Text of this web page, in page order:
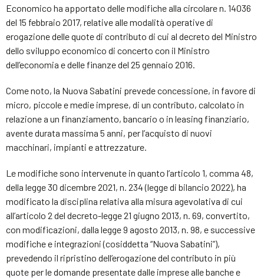
Economico ha apportato delle modifiche alla circolare n. 14036
del 15 febbraio 2017, relative alle modalità operative di
erogazione delle quote di contributo di cui al decreto del Ministro
dello sviluppo economico di concerto con il Ministro
dell’economia e delle finanze del 25 gennaio 2016.
Come noto, la Nuova Sabatini prevede concessione, in favore di
micro, piccole e medie imprese, di un contributo, calcolato in
relazione a un finanziamento, bancario o in leasing finanziario,
avente durata massima 5 anni, per l’acquisto di nuovi
macchinari, impianti e attrezzature.
Le modifiche sono intervenute in quanto l’articolo 1, comma 48,
della legge 30 dicembre 2021, n. 234 (legge di bilancio 2022), ha
modificato la disciplina relativa alla misura agevolativa di cui
all’articolo 2 del decreto-legge 21 giugno 2013, n. 69, convertito,
con modificazioni, dalla legge 9 agosto 2013, n. 98, e successive
modifiche e integrazioni (cosiddetta “Nuova Sabatini”),
prevedendo il ripristino dell’erogazione del contributo in più
quote per le domande presentate dalle imprese alle banche e